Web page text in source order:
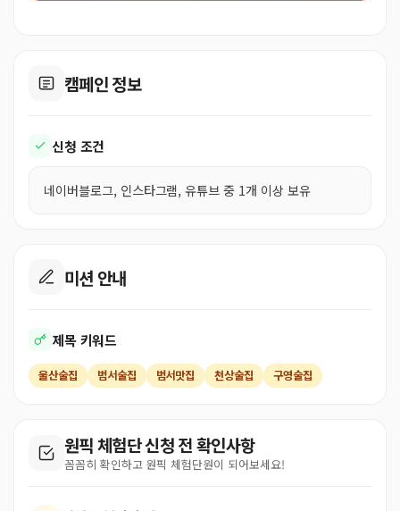
캠페인 정보
신청 조건
네이버블로그, 인스타그램, 유튜브 중 1개 이상 보유
미션 안내
제목 키워드
울산술집 범서술집 범서맛집 천상술집 구영술집
원픽 체험단 신청 전 확인사항
꼼꼼히 확인하고 원픽 체험단원이 되어보세요!